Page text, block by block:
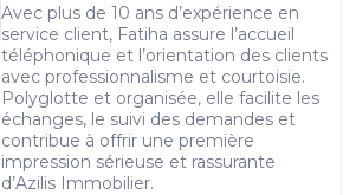
Avec plus de 10 ans d’expérience en
service client, Fatiha assure l’accueil
téléphonique et l’orientation des clients
avec professionnalisme et courtoisie.
Polyglotte et organisée, elle facilite les
échanges, le suivi des demandes et
contribue à offrir une première
impression sérieuse et rassurante
d’Azilis Immobilier.